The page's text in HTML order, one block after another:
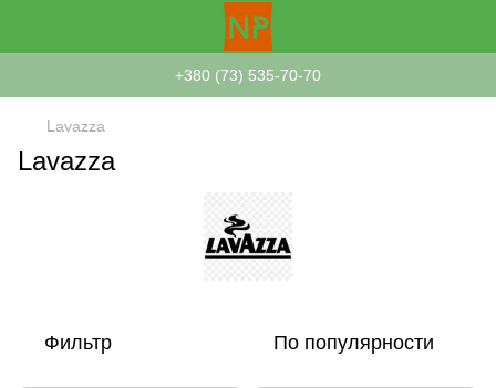
+380 (73) 535-70-70
Lavazza
Lavazza
Фильтр По популярности